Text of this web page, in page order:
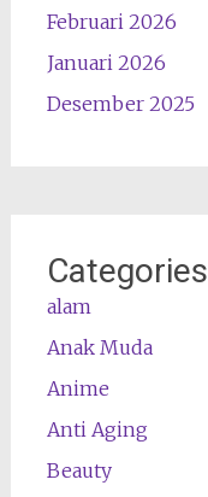
Februari 2026
Januari 2026
Desember 2025
Categories
alam
Anak Muda
Anime
Anti Aging
Beauty